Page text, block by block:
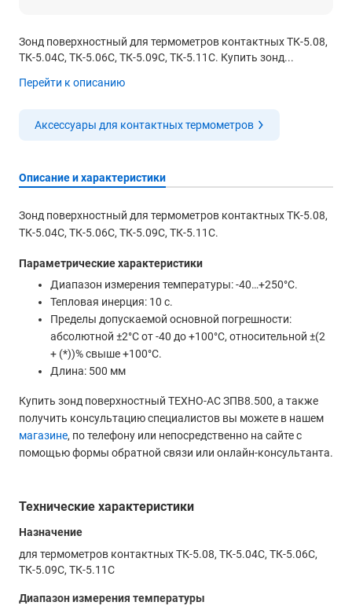
Зонд поверхностный для термометров контактных ТК-5.08,
ТК-5.04С, ТК-5.06С, ТК-5.09С, ТК-5.11С. Купить зонд...
Перейти к описанию
Аксессуары для контактных термометров
Описание и характеристики
Зонд поверхностный для термометров контактных ТК-5.08,
ТК-5.04С, ТК-5.06С, ТК-5.09С, ТК-5.11С.
Параметрические характеристики
Диапазон измерения температуры: -40…+250°С.
Тепловая инерция: 10 с.
Пределы допускаемой основной погрешности:
абсолютной ±2°С от -40 до +100°С, относительной ±(2
+ (*))% свыше +100°С.
Длина: 500 мм
Купить зонд поверхностный ТЕХНО-АС ЗПВ8.500, а также
получить консультацию специалистов вы можете в нашем
магазине, по телефону или непосредственно на сайте с
помощью формы обратной связи или онлайн-консультанта.
Технические характеристики
Назначение
для термометров контактных ТК-5.08, ТК-5.04С, ТК-5.06С,
ТК-5.09С, ТК-5.11С
Диапазон измерения температуры